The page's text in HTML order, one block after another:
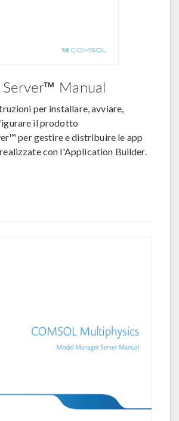
Manual
per installare, avviare,
il prodotto
per gestire e distribuire le app
con l'Application Builder.